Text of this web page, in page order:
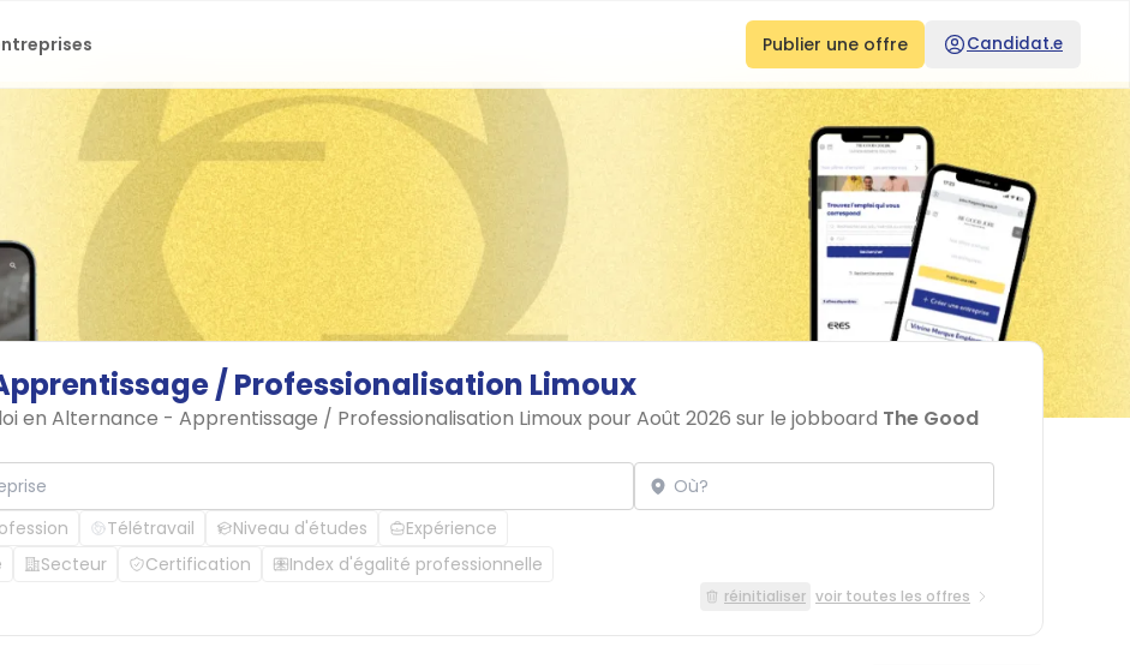
Publier une offre Candidat.e
/ Professionalisation Limoux
en Alternance - Apprentissage / Professionalisation Limoux pour Août 2026 sur le jobboard The Good
Localisation
Télétravail Niveau d'études Expérience
Secteur Certification Index d'égalité professionnelle
réinitialiser voir toutes les offres